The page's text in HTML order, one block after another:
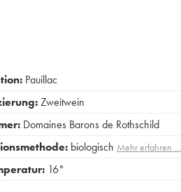
Pauillac
Zweitwein
Domaines Barons de Rothschild
biologisch Mehr erfahren …
16°